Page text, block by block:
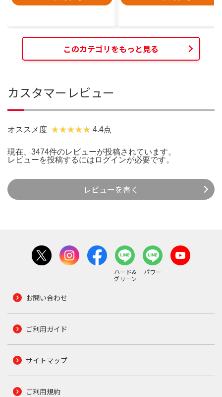
このカテゴリをもっと見る
カスタマーレビュー
オススメ度 4.4点
現在、3474件のレビューが投稿されています。
レビューを投稿するには ログインが必要です。
レビューを書く
ハード&
グリーン
パワー
お問い合わせ
ご利用ガイド
サイトマップ
ご利用規約